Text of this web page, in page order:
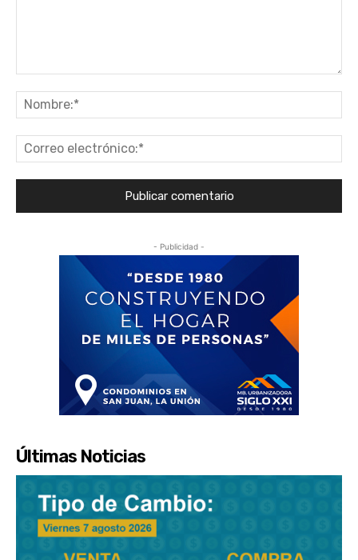
- Publicidad -
Últimas Noticias